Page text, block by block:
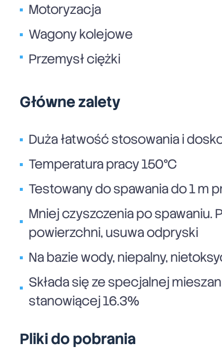
Motoryzacja
Wagony kolejowe
Przemysł ciężki
Główne zalety
Duża łatwość stosowania i
Temperatura pracy 150°C
Testowany do spawania do 1 m
Mniej czyszczenia po spawaniu.
powierzchni, usuwa odpryski
Na bazie wody, niepalny,
Składa się ze specjalnej
stanowiącej 16.3%
Pliki do pobrania